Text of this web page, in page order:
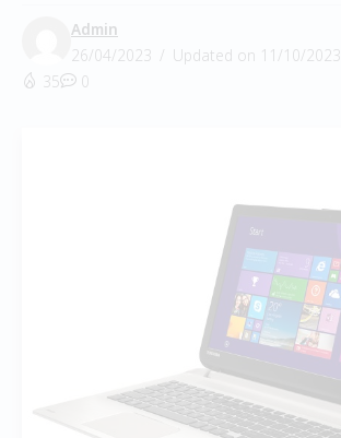
Admin
26/04/2023
Updated on 11/10/2023
35
0